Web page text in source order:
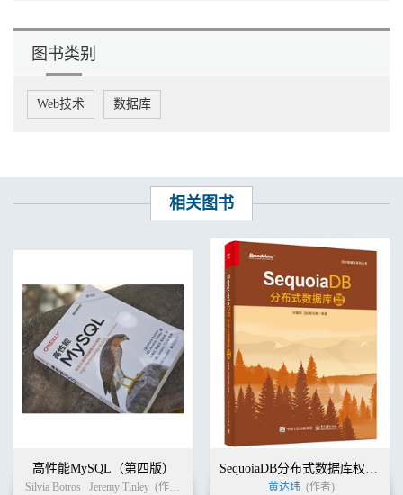
9.2 两群体差异性检验 147
9.3 组合差异性检验 148
10.1 辨认被解释变量 154
10.2 以股利支付进行回归 161
10.5 小结 185
11.3 调节论文宏 202
第5篇 内生性检验篇
第12章 解释变量内生性的解决之道 210
12.1 连续型变量的解决方案 211
12.2 二元变量的解决方案 218
12.3 小结 223
第13章 样本选择性问题 225
13.1 倾向得分匹配 225
13.2 双重差分法 231
图书类别
Web技术 数据库
相关图书
高性能MySQL（第四版）
Silvia Botros Jeremy Tinley (作者) 张新铭 (译者)
SequoiaDB分布式数据库权威指南
黄达玮 (作者)